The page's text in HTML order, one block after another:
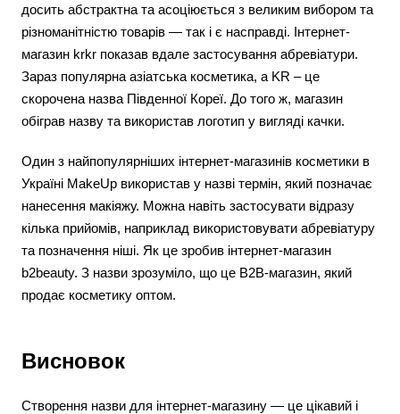
досить абстрактна та асоціюється з великим вибором та
різноманітністю товарів — так і є насправді. Інтернет-
магазин krkr показав вдале застосування абревіатури.
Зараз популярна азіатська косметика, а KR – це
скорочена назва Південної Кореї. До того ж, магазин
обіграв назву та використав логотип у вигляді качки.
Один з найпопулярніших інтернет-магазинів косметики в
Україні MakeUp використав у назві термін, який позначає
нанесення макіяжу. Можна навіть застосувати відразу
кілька прийомів, наприклад використовувати абревіатуру
та позначення ніші. Як це зробив інтернет-магазин
b2beauty. З назви зрозуміло, що це B2B-магазин, який
продає косметику оптом.
Висновок
Створення назви для інтернет-магазину — це цікавий і